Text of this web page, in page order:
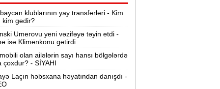
çəkir -Səbəb
işçi axtarılır -
10 min manatdır
istədiyiniz qədər köçürmə edə
-VİDEO
arvadın yanaraq ölməsinə görə
klublarının yay transferləri - Kim
kim gedir?
Umerovu yeni vəzifəyə təyin etdi -
isə Klimenkonu gətirdi
olan ailələrin sayı hansı bölgələrdə
çoxdur? - SİYAHI
Laçın həbsxana həyatından danışdı -